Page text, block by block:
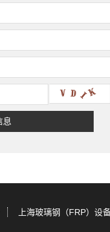
上海玻璃钢（FRP）设